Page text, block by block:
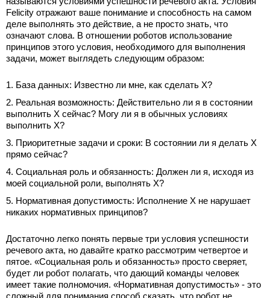
Felicity отражают ваше понимание и способность на самом
деле выполнять это действие, а не просто знать, что
означают слова. В отношении роботов использование
принципов этого условия, необходимого для выполнения
задачи, может выглядеть следующим образом:
База данных: Известно ли мне, как сделать Х?
Реальная возможность: Действительно ли я в состоянии
выполнить X сейчас? Могу ли я в обычных условиях
выполнить X?
Приоритетные задачи и сроки: В состоянии ли я делать Х
прямо сейчас?
Социальная роль и обязанность: Должен ли я, исходя из
моей социальной роли, выполнять X?
Нормативная допустимость: Исполнение Х не нарушает
никаких нормативных принципов?
Достаточно легко понять первые три условия успешности
речевого акта, но давайте кратко рассмотрим четвертое и
пятое. «Социальная роль и обязанность» просто сверяет,
будет ли робот полагать, что дающий команды человек
имеет такие полномочия. «Нормативная допустимость» - это